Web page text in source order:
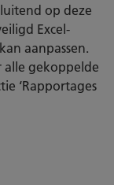
op deze
Excel-
aanpassen.
alle gekoppelde
‘Rapportages